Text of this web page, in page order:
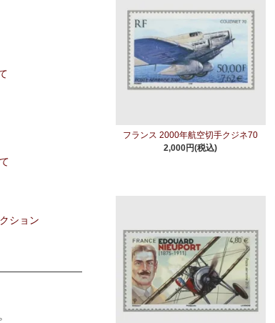
フランス 2000年航空切手クジネ70
2,000円(税込)
ション